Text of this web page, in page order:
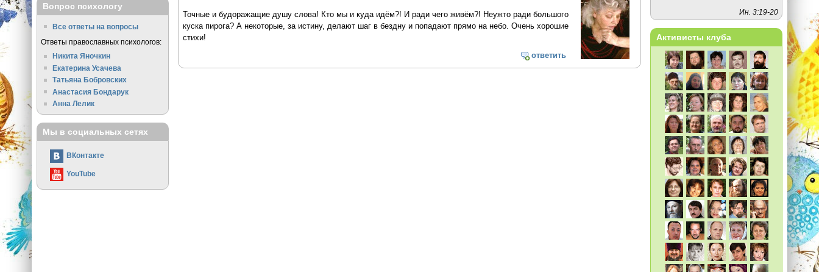
Точные и будоражащие душу слова! Кто мы и куда идём?! И ради чего живём?! Неужто ради большого
куска пирога? А некоторые, за истину, делают шаг в бездну и попадают прямо на небо. Очень хорошие
стихи!
ответить
Вопрос психологу
Все ответы на вопросы
Ответы православных психологов:
Никита Яночкин
Екатерина Усачева
Татьяна Бобровских
Анастасия Бондарук
Анна Лелик
Мы в социальных сетях
ВКонтакте
YouTube
Ин. 3:19-20
Активисты клуба